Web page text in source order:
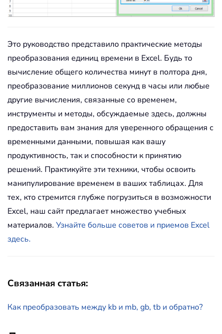
Это руководство представило практические методы
преобразования единиц времени в Excel. Будь то
вычисление общего количества минут в полтора дня,
преобразование миллионов секунд в часы или любые
другие вычисления, связанные со временем,
инструменты и методы, обсуждаемые здесь, должны
предоставить вам знания для уверенного обращения с
временными данными, повышая как вашу
продуктивность, так и способности к принятию
решений. Практикуйте эти техники, чтобы освоить
манипулирование временем в ваших таблицах. Для
тех, кто стремится глубже погрузиться в возможности
Excel, наш сайт предлагает множество учебных
материалов. Узнайте больше советов и приемов Excel
здесь.
Связанная статья:
Как преобразовать между kb и mb, gb, tb и обратно?